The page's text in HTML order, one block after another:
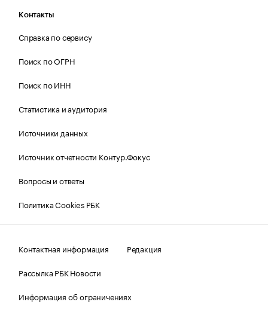
Контакты
Справка по сервису
Поиск по ОГРН
Поиск по ИНН
Статистика и аудитория
Источники данных
Источник отчетности Контур.Фокус
Вопросы и ответы
Политика Cookies РБК
Контактная информация
Редакция
Рассылка РБК Новости
Информация об ограничениях